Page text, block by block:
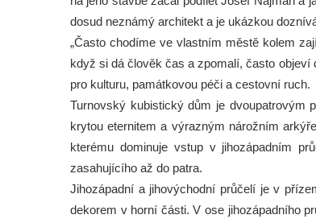
dosud neznámý architekt a je ukázkou
„Často chodíme ve vlastním městě kolem
když si dá člověk čas a zpomalí, často objeví
pro kulturu, památkovou péči a cestovní ruch.
Turnovský kubistický dům je dvoupatrovým
krytou eternitem a výrazným nárožním
kterému dominuje vstup v jihozápadním
zasahujícího až do patra.
Jihozápadní a jihovýchodní průčelí je v
dekorem v horní části. V ose jihozápadního